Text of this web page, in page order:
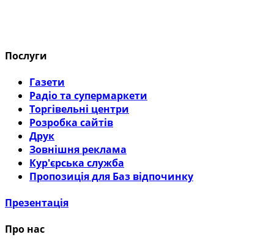
Послуги
Газети
Радіо та супермаркети
Торгівельні центри
Розробка сайтів
Друк
Зовнішня реклама
Кур'єрська служба
Пропозиція для Баз відпочинку
Презентація
Про нас